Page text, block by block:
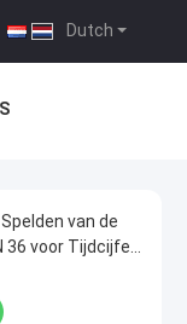
Dutch
van de
voor Tijdcijfer